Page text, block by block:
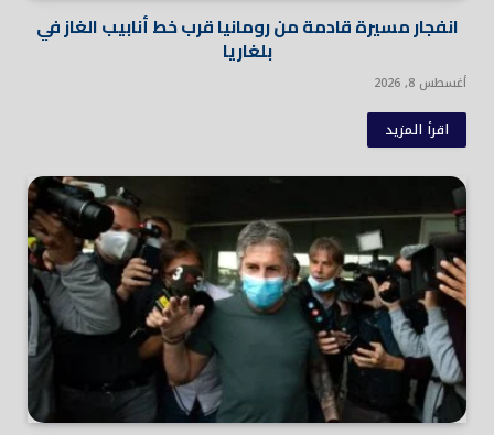
انفجار مسيرة قادمة من رومانيا قرب خط أنابيب الغاز في
بلغاريا
أغسطس 8, 2026
اقرأ المزيد